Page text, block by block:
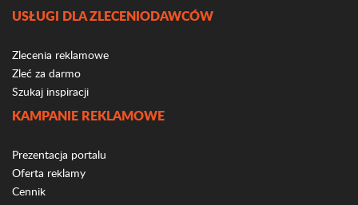
USŁUGI DLA ZLECENIODAWCÓW
Zlecenia reklamowe
Zleć za darmo
Szukaj inspiracji
KAMPANIE REKLAMOWE
Prezentacja portalu
Oferta reklamy
Cennik